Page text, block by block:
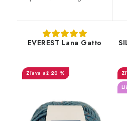
EVEREST Lana Gatto
až 20 %